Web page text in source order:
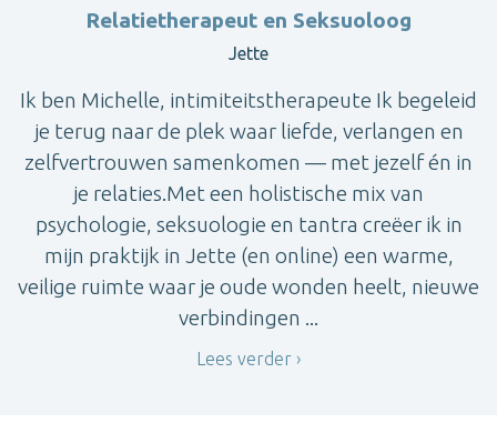
Relatietherapeut en Seksuoloog
Jette
Ik ben Michelle, intimiteitstherapeute Ik begeleid
je terug naar de plek waar liefde, verlangen en
zelfvertrouwen samenkomen — met jezelf én in
je relaties.Met een holistische mix van
psychologie, seksuologie en tantra creëer ik in
mijn praktijk in Jette (en online) een warme,
veilige ruimte waar je oude wonden heelt, nieuwe
verbindingen ...
Lees verder